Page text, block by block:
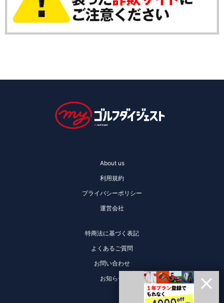
About us
利用規約
プライバシーポリシー
運営会社
特商法に基づく表記
よくあるご質問
お問い合わせ
お知らせ